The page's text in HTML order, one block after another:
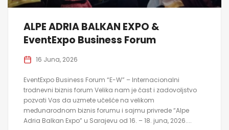
ALPE ADRIA BALKAN EXPO &
EventExpo Business Forum
16 Juna, 2026
EventExpo Business Forum “E-W” – Internacionalni
trodnevni biznis forum Velika nam je čast i zadovoljstvo
pozvati Vas da uzmete učešće na velikom
međunarodnom biznis forumu i sajmu privrede “Alpe
Adria Balkan Expo” u Sarajevu od 16. – 18. juna, 2026....